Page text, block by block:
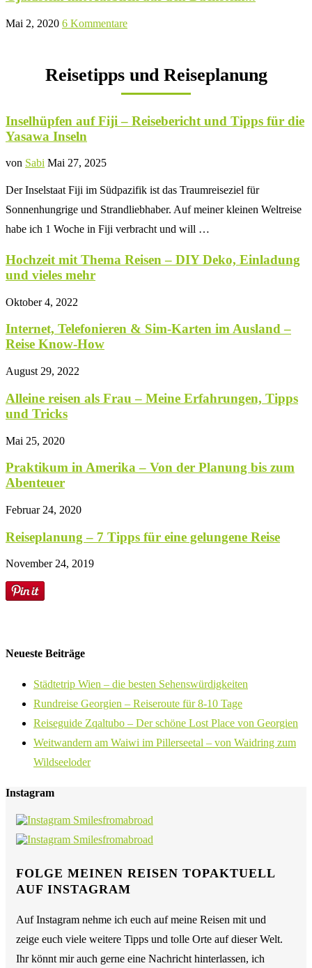
Mai 2, 2020 6 Kommentare
Reisetipps und Reiseplanung
Inselhüpfen auf Fiji – Reisebericht und Tipps für die
Yasawa Inseln
von Sabi Mai 27, 2025
Der Inselstaat Fiji im Südpazifik ist das Traumreiseziel für
Sonnenhungrige und Strandliebhaber. Auf meiner kleinen Weltreise
habe ich 1 Woche in Fiji verbracht und will …
Hochzeit mit Thema Reisen – DIY Deko, Einladung
und vieles mehr
Oktober 4, 2022
Internet, Telefonieren & Sim-Karten im Ausland –
Reise Know-How
August 29, 2022
Alleine reisen als Frau – Meine Erfahrungen, Tipps
und Tricks
Mai 25, 2020
Praktikum in Amerika – Von der Planung bis zum
Abenteuer
Februar 24, 2020
Reiseplanung – 7 Tipps für eine gelungene Reise
November 24, 2019
Neueste Beiträge
Städtetrip Wien – die besten Sehenswürdigkeiten
Rundreise Georgien – Reiseroute für 8-10 Tage
Reiseguide Zqaltubo – Der schöne Lost Place von Georgien
Weitwandern am Waiwi im Pillerseetal – von Waidring zum
Wildseeloder
Instagram
FOLGE MEINEN REISEN TOPAKTUELL
AUF INSTAGRAM
Auf Instagram nehme ich euch auf meine Reisen mit und
zeige euch viele weitere Tipps und tolle Orte auf dieser Welt.
Ihr könnt mir auch gerne eine Nachricht hinterlassen, ich